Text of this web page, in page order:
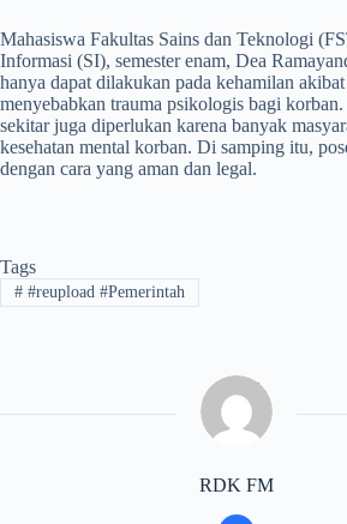
Mahasiswa Fakultas Sains dan Teknologi
Informasi (SI), semester enam, Dea
hanya dapat dilakukan pada kehamilan
menyebabkan trauma psikologis bagi
sekitar juga diperlukan karena banyak
kesehatan mental korban. Di samping itu,
dengan cara yang aman dan legal.
Tags
##reupload #Pemerintah
RDK FM